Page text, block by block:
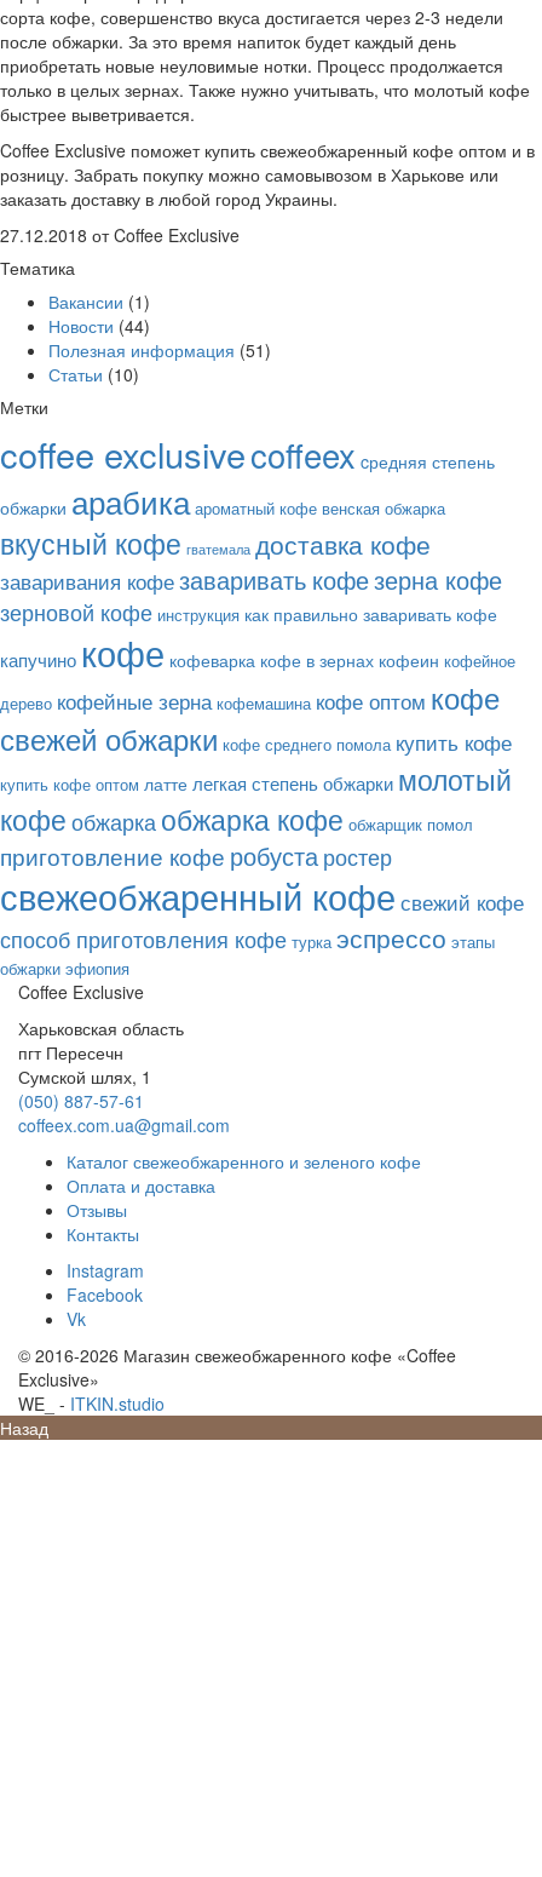
сорта кофе, совершенство вкуса достигается через 2-3 недели
после обжарки. За это время напиток будет каждый день
приобретать новые неуловимые нотки. Процесс продолжается
только в целых зернах. Также нужно учитывать, что молотый кофе
быстрее выветривается.
Coffee Exclusive поможет купить свежеобжаренный кофе оптом и в
розницу. Забрать покупку можно самовывозом в Харькове или
заказать доставку в любой город Украины.
27.12.2018 от Coffee Exclusive
Тематика
Вакансии (1)
Новости (44)
Полезная информация (51)
Статьи (10)
Метки
coffee exclusivecoffeex cредняя степень
обжарки арабика ароматный кофе венская обжарка
вкусный кофе гватемала доставка кофе
заваривания кофезаваривать кофезерна кофе
зерновой кофе инструкция как правильно заваривать кофе
капучино кофе кофеварка кофе в зернах кофеин кофейное
дерево кофейные зерна кофемашина кофе оптом кофе
свежей обжарки кофе среднего помола купить кофе
купить кофе оптом латте легкая степень обжарки молотый
кофеобжаркаобжарка кофе обжарщик помол
приготовление кофе робустаростер
свежеобжаренный кофе свежий кофе
способ приготовления кофе турка эспрессо этапы
обжарки эфиопия
Coffee Exclusive
Харьковская область
пгт Пересечн
Сумской шлях, 1
(050) 887-57-61
coffeex.com.ua@gmail.com
Каталог свежеобжаренного и зеленого кофе
Оплата и доставка
Отзывы
Контакты
Instagram
Facebook
Vk
© 2016-2026 Магазин свежеобжаренного кофе «Coffee
Exclusive»
SEO - ITKIN.studio
Назад